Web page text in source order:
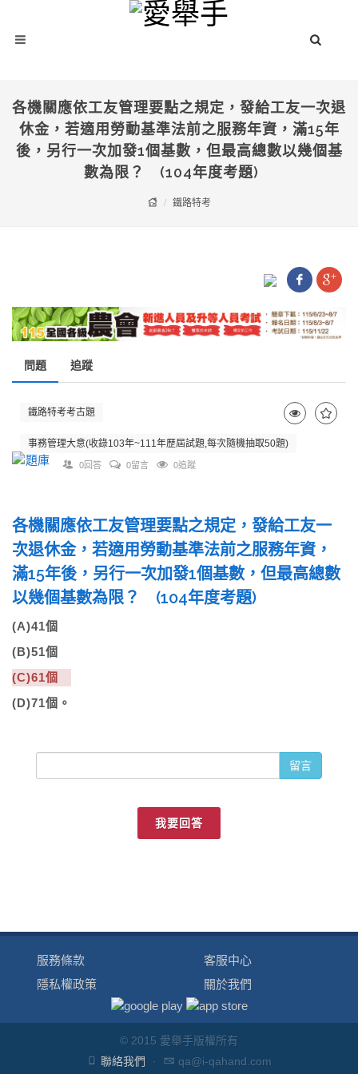
各機關應依工友管理要點之規定，發給工友一次退
休金，若適用勞動基準法前之服務年資，滿15年
後，另行一次加發1個基數，但最高總數以幾個基
數為限？ (104年度考題)
鐵路特考
問題 追蹤
鐵路特考考古題
事務管理大意(收錄103年~111年歷屆試題,每次隨機抽取50題)
0回答 0留言 0追蹤
各機關應依工友管理要點之規定，發給工友一
次退休金，若適用勞動基準法前之服務年資，
滿15年後，另行一次加發1個基數，但最高總數
以幾個基數為限？ (104年度考題)
(A)41個
(B)51個
(C)61個
(D)71個。
留言
我要回答
服務條款
隱私權政策
客服中心
關於我們
© 2015 愛舉手版權所有
聯絡我們
· qa@i-qahand.com